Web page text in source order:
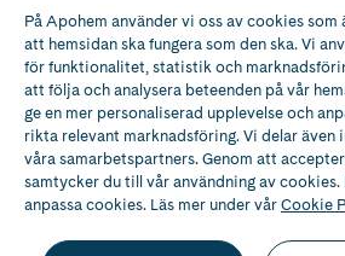
Apotek med tillstånd
av Läkemedelsverket
På Apohem använder vi oss av cookies
att hemsidan ska fungera som den ska. Vi
för funktionalitet, statistik och
att följa och analysera beteenden på vår
ge en mer personaliserad upplevelse och
rikta relevant marknadsföring. Vi delar även
våra samarbetspartners. Genom att
samtycker du till vår användning av cookies.
anpassa cookies. Läs mer under vårCookie